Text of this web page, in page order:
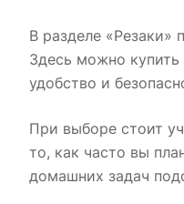
В разделе «Резаки»
Здесь можно купить
удобство и
При выборе стоит
то, как часто вы
домашних задач